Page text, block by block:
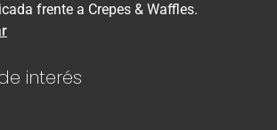
frente a Crepes & Waffles.
interés